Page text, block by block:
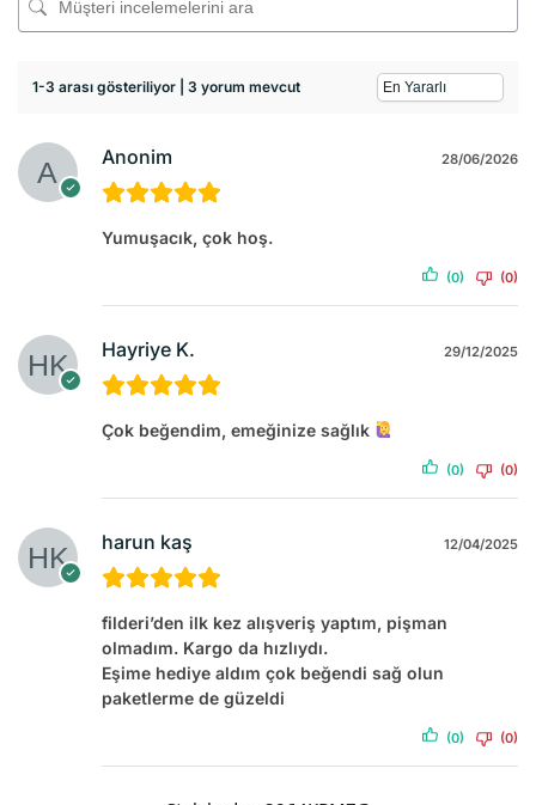
1-3 arası gösteriliyor | 3 yorum mevcut
Anonim 28/06/2026
Yumuşacık, çok hoş.
(0) (0)
Hayriye K. 29/12/2025
Çok beğendim, emeğinize sağlık
(0) (0)
harun kaş 12/04/2025
filderi’den ilk kez alışveriş yaptım, pişman
olmadım. Kargo da hızlıydı.
Eşime hediye aldım çok beğendi sağ olun
paketlerme de güzeldi
(0) (0)